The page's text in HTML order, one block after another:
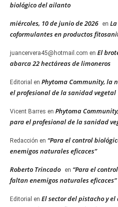
biológico del ailanto
miércoles, 10 de junio de 2026 en
coformulantes en productos
juancervera45@hotmail.com en El
abarca 22 hectáreas de limoneros
Editorial en Phytoma Community, la
el profesional de la sanidad vegetal
Vicent Barres en Phytoma
para el profesional de la sanidad
Redacción en “Para el control
enemigos naturales eficaces”
Roberto Trincado en “Para el
faltan enemigos naturales eficaces”
Editorial en El sector del pistacho y